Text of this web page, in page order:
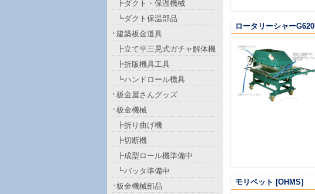
ロータリーシャーG620
モリペット [OHMS]
┣ダクト・保温機械
┗ダクト保温部品
建築板金道具
┣立て平三晃式ガチャ解体機
┣折版機具工具
┗ハンドロール機具
板金屋さんグッズ
板金機械
┣折り曲げ機
┣切断機
┣成型ロール機準備中
┗バッタ準備中
板金機械部品